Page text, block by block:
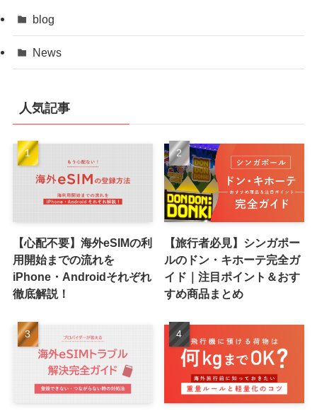
blog
News
人気記事
【心配不要】海外eSIMの利
用開始までの流れを
iPhone・Androidそれぞれ
徹底解説！
【旅行者必見】シンガポー
ルのドン・キホーテ完全ガ
イド｜注目ポイント＆おす
すめ商品まとめ